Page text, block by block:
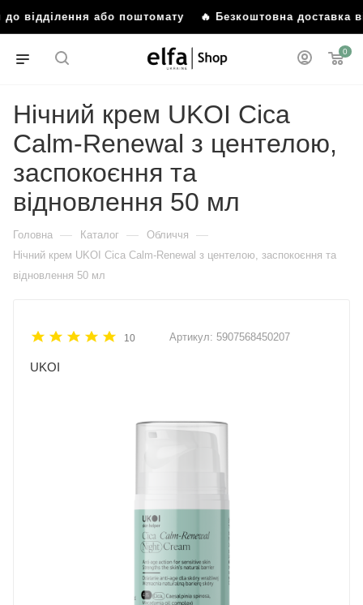
відділення або поштомату🔥 Безкоштовна доставка
0
Нічний крем UKOI Cica
Calm-Renewal з центелою,
заспокоєння та
відновлення 50 мл
Головна — Каталог — Обличчя —
Нічний крем UKOI Cica Calm-Renewal з центелою, заспокоєння та
відновлення 50 мл
10 Артикул: 5907568450207
UKOI